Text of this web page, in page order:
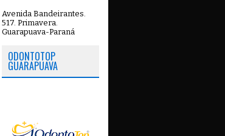
Avenida Bandeirantes.
517. Primavera.
Guarapuava-Paraná
ODONTOTOP
GUARAPUAVA